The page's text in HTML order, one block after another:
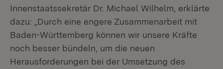
Innenstaatssekretär Dr. Michael Wilhelm, erklärte
dazu: „Durch eine engere Zusammenarbeit mit
Baden-Württemberg können wir unsere Kräfte
noch besser bündeln, um die neuen
Herausforderungen bei der Umsetzung des